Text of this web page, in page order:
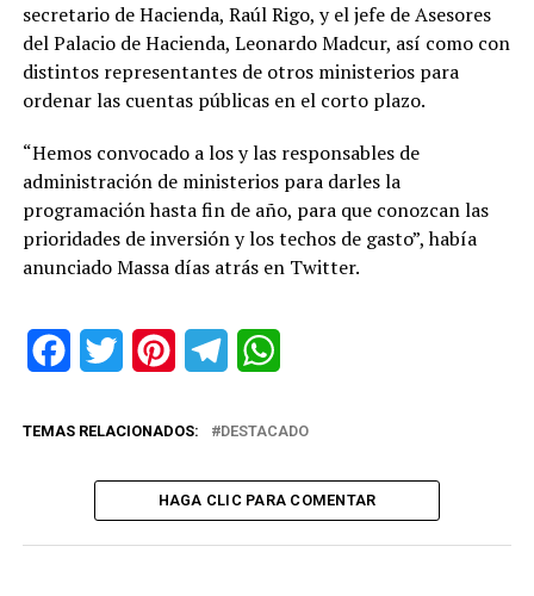
secretario de Hacienda, Raúl Rigo, y el jefe de Asesores
del Palacio de Hacienda, Leonardo Madcur, así como con
distintos representantes de otros ministerios para
ordenar las cuentas públicas en el corto plazo.
“Hemos convocado a los y las responsables de
administración de ministerios para darles la
programación hasta fin de año, para que conozcan las
prioridades de inversión y los techos de gasto”, había
anunciado Massa días atrás en Twitter.
FacebookTwitter PinterestTelegram
TEMAS RELACIONADOS: DESTACADO
HAGA CLIC PARA COMENTAR